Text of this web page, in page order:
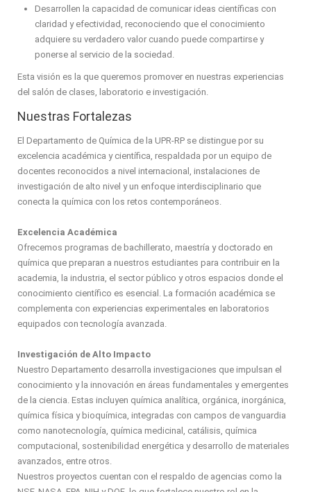
Desarrollen la capacidad de comunicar ideas científicas con
claridad y efectividad, reconociendo que el conocimiento
adquiere su verdadero valor cuando puede compartirse y
ponerse al servicio de la sociedad.
Esta visión es la que queremos promover en nuestras experiencias
del salón de clases, laboratorio e investigación.
Nuestras Fortalezas
El Departamento de Química de la UPR-RP se distingue por su
excelencia académica y científica, respaldada por un equipo de
docentes reconocidos a nivel internacional, instalaciones de
investigación de alto nivel y un enfoque interdisciplinario que
conecta la química con los retos contemporáneos.
Excelencia Académica
Ofrecemos programas de bachillerato, maestría y doctorado en
química que preparan a nuestros estudiantes para contribuir en la
academia, la industria, el sector público y otros espacios donde el
conocimiento científico es esencial. La formación académica se
complementa con experiencias experimentales en laboratorios
equipados con tecnología avanzada.
Investigación de Alto Impacto
Nuestro Departamento desarrolla investigaciones que impulsan el
conocimiento y la innovación en áreas fundamentales y emergentes
de la ciencia. Estas incluyen química analítica, orgánica, inorgánica,
química física y bioquímica, integradas con campos de vanguardia
como nanotecnología, química medicinal, catálisis, química
computacional, sostenibilidad energética y desarrollo de materiales
avanzados, entre otros.
Nuestros proyectos cuentan con el respaldo de agencias como la